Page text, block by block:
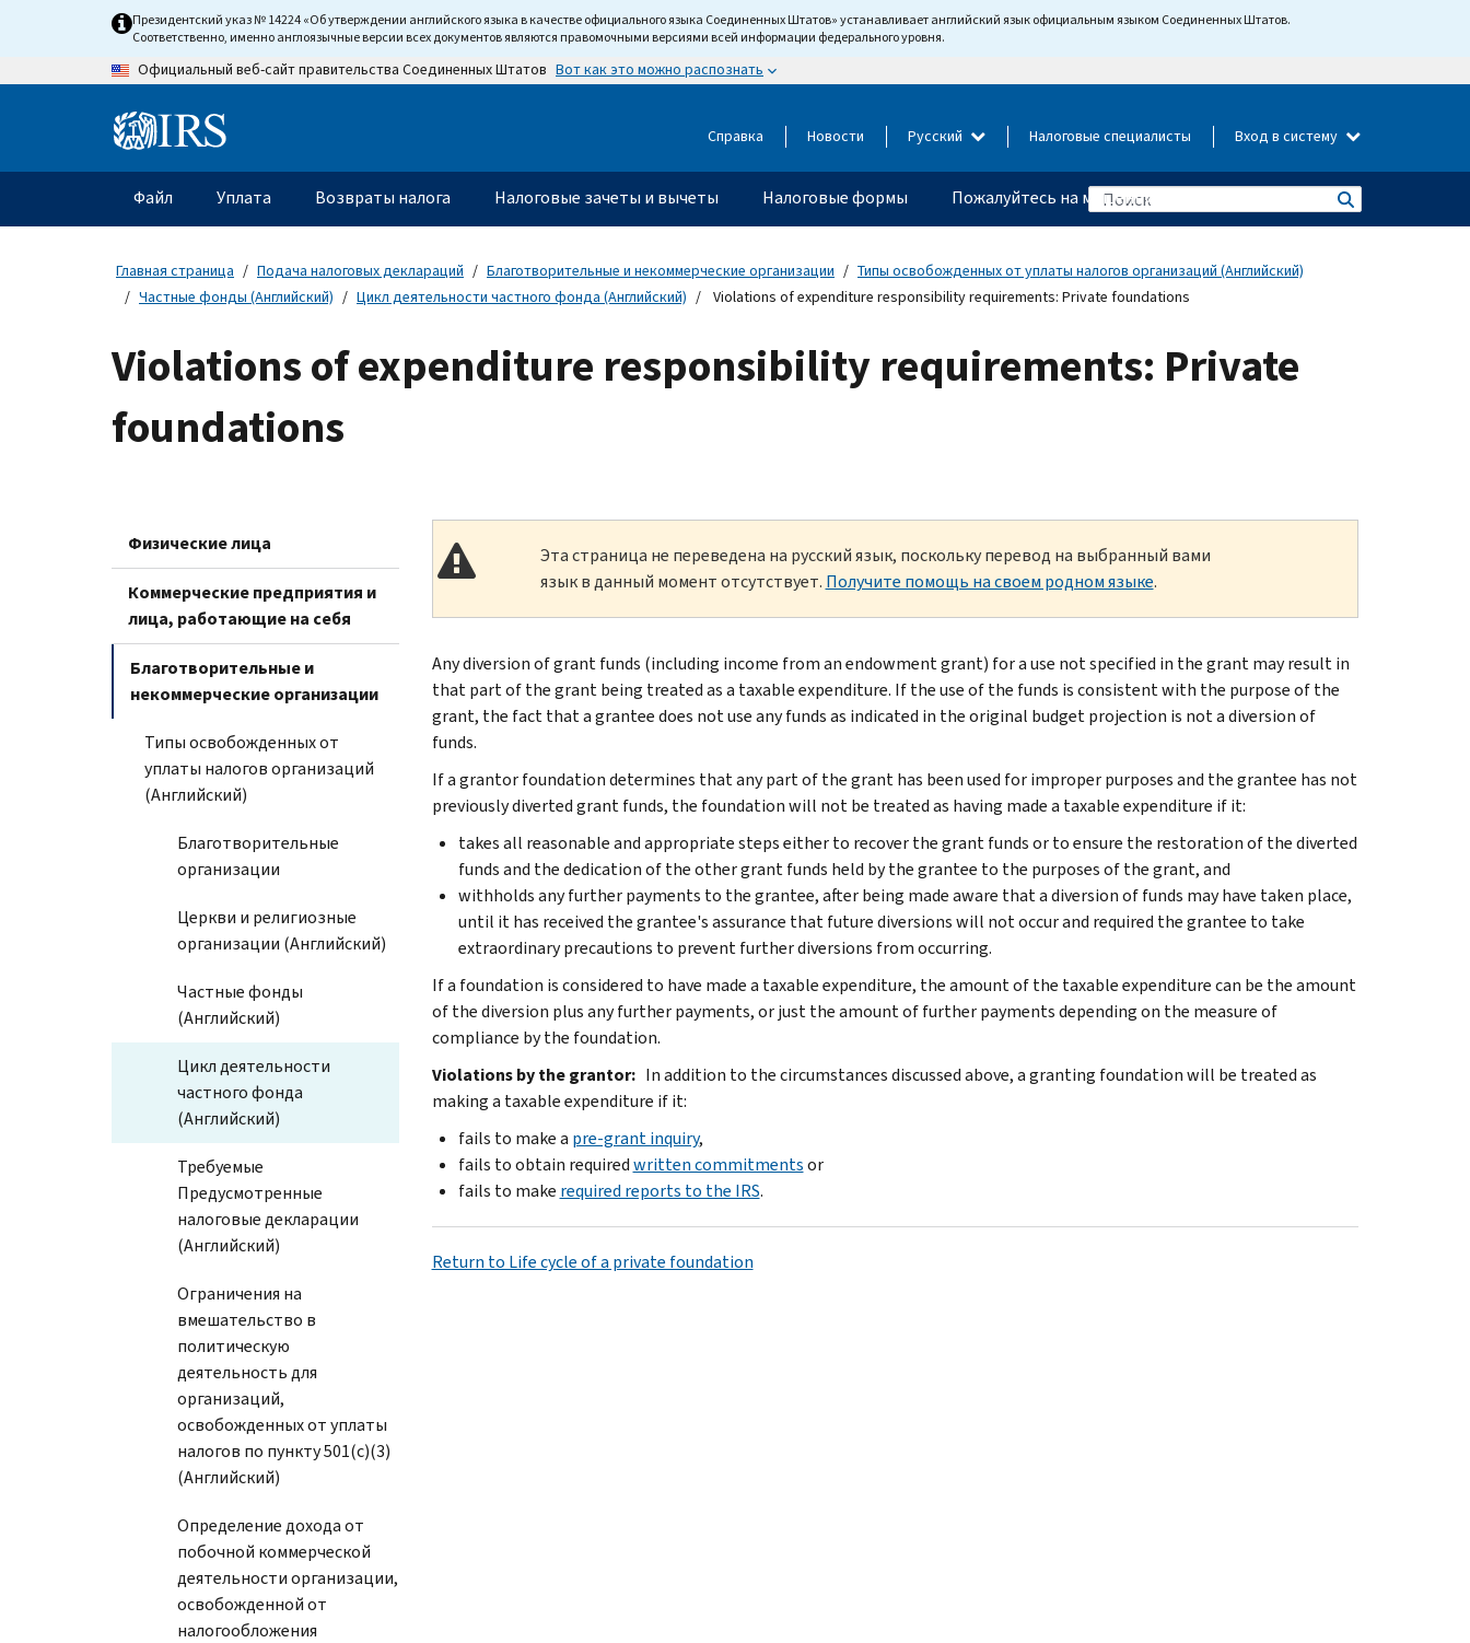
content
Президентский указ № 14224 «Об утверждении английского языка в качестве официального языка Соединенных Штатов» устанавливает английский язык официальным языком Соединенных Штатов.
Соответственно, именно англоязычные версии всех документов являются правомочными версиями всей информации федерального уровня.
Официальный веб-сайт правительства Соединенных Штатов Вот как это можно распознать
Information Справка Новости Русский Налоговые специалисты Вход в систему
Главное
меню
Файл Уплата Возвраты налога Налоговые зачеты и вычеты Налоговые формы Пожалуйтесь на мошенничество
Главная страница Подача налоговых деклараций Благотворительные и некоммерческие организации
Типы освобожденных от уплаты налогов организаций (Английский)
Частные фонды (Английский)
Цикл деятельности частного фонда (Английский) Violations of expenditure responsibility requirements: Private foundations
Violations of expenditure responsibility requirements: Private
foundations
Физические лица
Коммерческие предприятия и
лица, работающие на себя
Благотворительные и
некоммерческие организации
Типы освобожденных от
уплаты налогов организаций
(Английский)
Благотворительные
организации
Церкви и религиозные
организации (Английский)
Частные фонды
(Английский)
Цикл деятельности
частного фонда
(Английский)
Требуемые
Предусмотренные
налоговые декларации
(Английский)
Ограничения на
вмешательство в
политическую
деятельность для
организаций,
освобожденных от уплаты
налогов по пункту 501(c)(3)
(Английский)
Определение дохода от
побочной коммерческой
деятельности организации,
освобожденной от
налогообложения
Эта страница не переведена на русский язык, поскольку перевод на выбранный вами
язык в данный момент отсутствует. Получите помощь на своем родном языке.
Any diversion of grant funds (including income from an endowment grant) for a use not specified in the grant may result in
that part of the grant being treated as a taxable expenditure. If the use of the funds is consistent with the purpose of the
grant, the fact that a grantee does not use any funds as indicated in the original budget projection is not a diversion of
funds.
If a grantor foundation determines that any part of the grant has been used for improper purposes and the grantee has not
previously diverted grant funds, the foundation will not be treated as having made a taxable expenditure if it:
takes all reasonable and appropriate steps either to recover the grant funds or to ensure the restoration of the diverted
funds and the dedication of the other grant funds held by the grantee to the purposes of the grant, and
withholds any further payments to the grantee, after being made aware that a diversion of funds may have taken place,
until it has received the grantee's assurance that future diversions will not occur and required the grantee to take
extraordinary precautions to prevent further diversions from occurring.
If a foundation is considered to have made a taxable expenditure, the amount of the taxable expenditure can be the amount
of the diversion plus any further payments, or just the amount of further payments depending on the measure of
compliance by the foundation.
Violations by the grantor: In addition to the circumstances discussed above, a granting foundation will be treated as
making a taxable expenditure if it:
fails to make a pre-grant inquiry,
fails to obtain requiredwritten commitmentsor
fails to make required reports to the IRS.
Return to Life cycle of a private foundation